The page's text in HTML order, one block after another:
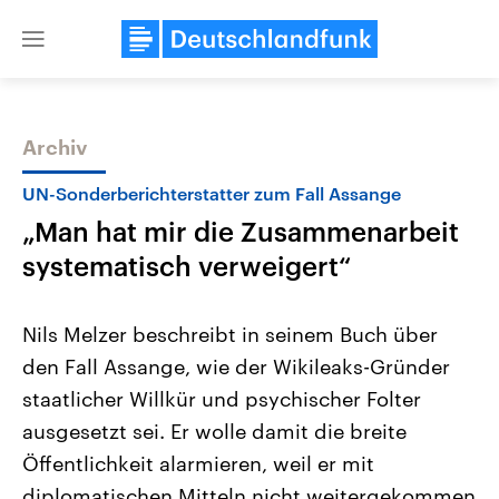
Close
Themen
Landtagswahl Sachsen-Anhalt
2026
Alle Informationen
Sachsen-Anhalt wählt am 6.
September 2026 einen neuen
Landtag. Seit 2021 wird das
Bundesland von einer Koalition aus
USA
Aktuelle Beiträge,
Hintergründe
Wirtschaftlich und
gehören die Vereinigten
den mächtigsten Ländern
mit großem Einfluss auf
Archiv
UN-Sonderberichterstatter zum Fall Assange
„Man hat mir die Zusammenarbeit
systematisch verweigert“
Nils Melzer beschreibt in seinem Buch über
den Fall Assange, wie der Wikileaks-Gründer
staatlicher Willkür und psychischer Folter
ausgesetzt sei. Er wolle damit die breite
Öffentlichkeit alarmieren, weil er mit